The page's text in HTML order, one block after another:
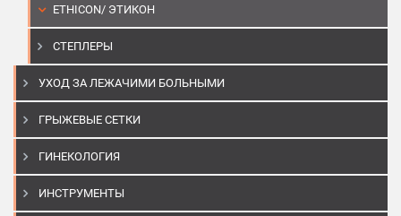
ETHICON/ ЭТИКОН
СТЕПЛЕРЫ
УХОД ЗА ЛЕЖАЧИМИ БОЛЬНЫМИ
ГРЫЖЕВЫЕ СЕТКИ
ГИНЕКОЛОГИЯ
ИНСТРУМЕНТЫ